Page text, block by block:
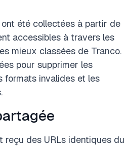
été collectées à partir de
accessibles à travers les
mieux classées de Tranco.
pour supprimer les
formats invalides et les
reçu des URLs identiques du